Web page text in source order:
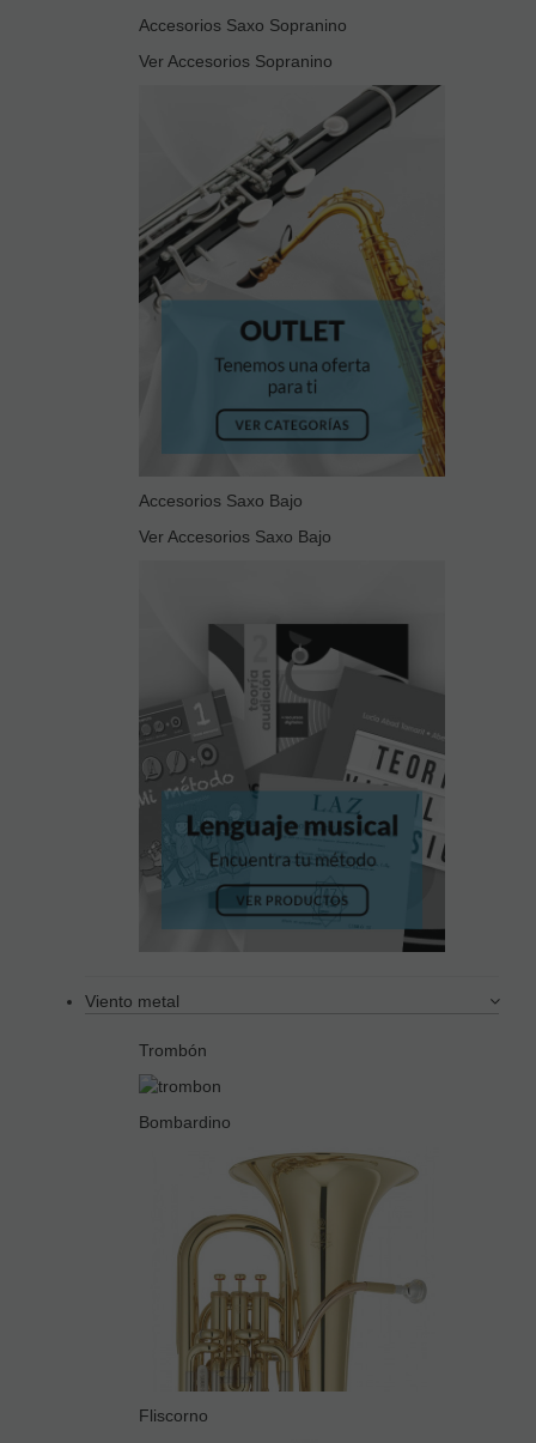
Accesorios Saxo Sopranino
Ver Accesorios Sopranino
Accesorios Saxo Bajo
Ver Accesorios Saxo Bajo
Viento metal
Trombón
Bombardino
Fliscorno